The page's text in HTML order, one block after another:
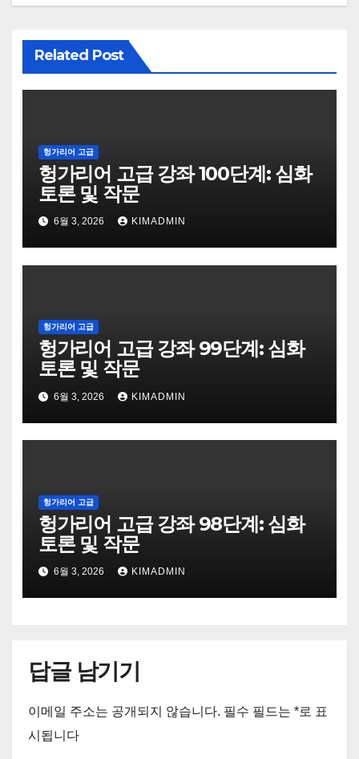
Related Post
헝가리어 고급
헝가리어 고급 강좌 100단계: 심화
토론 및 작문
6월 3, 2026 KIMADMIN
헝가리어 고급
헝가리어 고급 강좌 99단계: 심화
토론 및 작문
6월 3, 2026 KIMADMIN
헝가리어 고급
헝가리어 고급 강좌 98단계: 심화
토론 및 작문
6월 3, 2026 KIMADMIN
답글 남기기
이메일 주소는 공개되지 않습니다. 필수 필드는 *로 표
시됩니다